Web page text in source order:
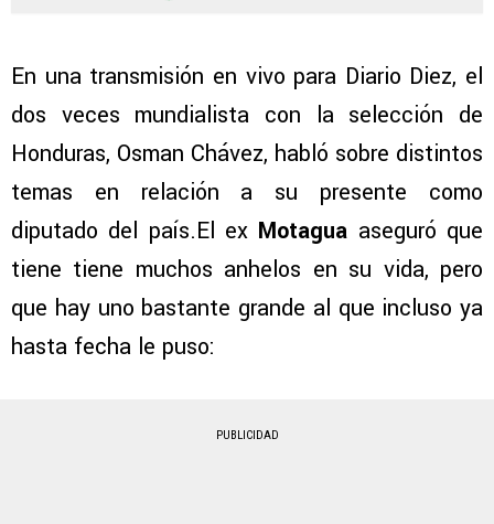
En una transmisión en vivo para Diario Diez, el
dos veces mundialista con la selección de
Honduras, Osman Chávez, habló sobre distintos
temas en relación a su presente como
diputado del país.El ex Motagua aseguró que
tiene tiene muchos anhelos en su vida, pero
que hay uno bastante grande al que incluso ya
hasta fecha le puso:
PUBLICIDAD